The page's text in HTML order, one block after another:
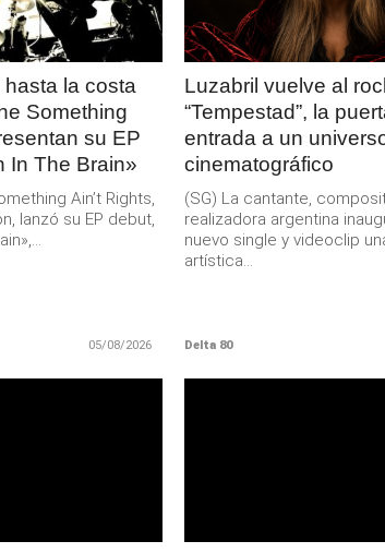
la costa
Something
su EP
In The Brain»
Ain’t Rights,
lanzó su EP debut,
05/08/2026
Luzabril vuelve al
“Tempestad”, la
entrada a un
cinematográfico
(SG) La cantante,
realizadora argentina
nuevo single y videoclip
artística...
Delta 80